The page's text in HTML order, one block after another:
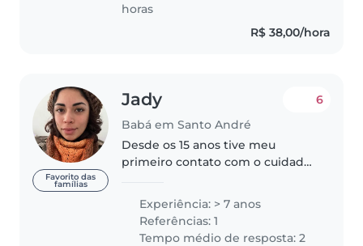
horas
R$ 38,00/hora
Favorito das
famílias
Jady
Babá em Santo André
6
Desde os 15 anos tive meu
primeiro contato com o cuidado
mantive até os 18 anos. Aos 23
anos, retornei a essa área já..
Experiência: > 7 anos
Referências: 1
Tempo médio de resposta: 2